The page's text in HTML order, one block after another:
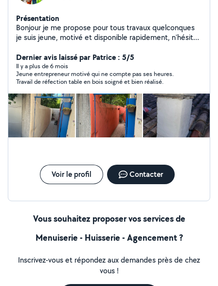
Présentation
Bonjour je me propose pour tous travaux quelconques
je suis jeune, motivé et disponible rapidement, n'hésitez
Dernier avis laissé par Patrice : 5/5
Il y a plus de 6 mois
Jeune entrepreneur motivé qui ne compte pas ses heures.
Travail de réfection table en bois soigné et bien réalisé.
Voir le profil Contacter
Vous souhaitez proposer vos services de
Menuiserie - Huisserie - Agencement ?
Inscrivez-vous et répondez aux demandes près de chez
vous !